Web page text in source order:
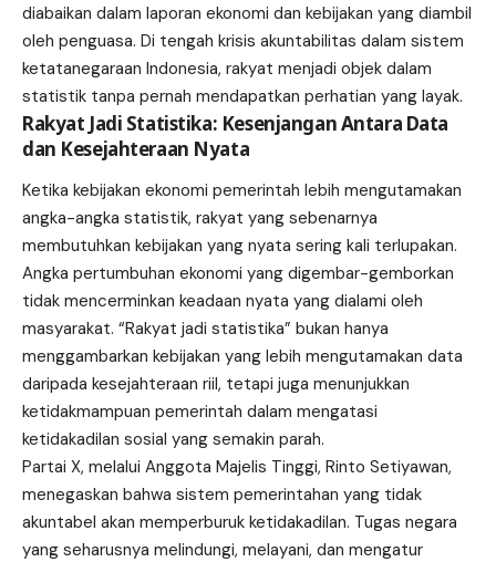
diabaikan dalam laporan ekonomi dan kebijakan yang diambil
oleh penguasa. Di tengah krisis akuntabilitas dalam sistem
ketatanegaraan Indonesia, rakyat menjadi objek dalam
statistik tanpa pernah mendapatkan perhatian yang layak.
Rakyat Jadi Statistika: Kesenjangan Antara Data
dan Kesejahteraan Nyata
Ketika kebijakan ekonomi pemerintah lebih mengutamakan
angka-angka statistik, rakyat yang sebenarnya
membutuhkan kebijakan yang nyata sering kali terlupakan.
Angka pertumbuhan ekonomi yang digembar-gemborkan
tidak mencerminkan keadaan nyata yang dialami oleh
masyarakat. “Rakyat jadi statistika” bukan hanya
menggambarkan kebijakan yang lebih mengutamakan data
daripada kesejahteraan riil, tetapi juga menunjukkan
ketidakmampuan pemerintah dalam mengatasi
ketidakadilan sosial yang semakin parah.
Partai X, melalui Anggota Majelis Tinggi, Rinto Setiyawan,
menegaskan bahwa sistem pemerintahan yang tidak
akuntabel akan memperburuk ketidakadilan. Tugas negara
yang seharusnya melindungi, melayani, dan mengatur